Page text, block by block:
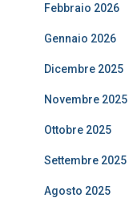
Febbraio 2026
Gennaio 2026
Dicembre 2025
Novembre 2025
Ottobre 2025
Settembre 2025
Agosto 2025